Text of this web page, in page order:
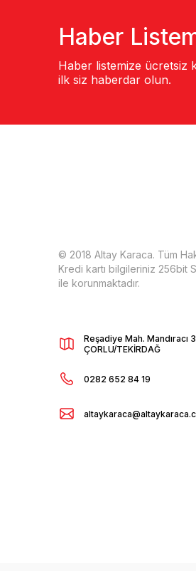
Haber
Haber listemize ücretsiz
ilk siz haberdar olun.
© 2018 Altay Karaca. Tüm
Kredi kartı bilgileriniz 256bit
ile korunmaktadır.
Reşadiye Mah. Mandıracı
ÇORLU/TEKİRDAĞ
0282 652 84 19